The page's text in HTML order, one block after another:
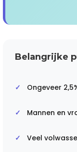
Belangrijke
Ongeveer
Mannen en
Veel